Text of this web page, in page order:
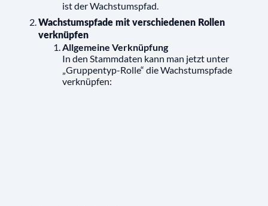
ist der Wachstumspfad.
Wachstumspfade mit verschiedenen Rollen
verknüpfen
Allgemeine Verknüpfung
In den Stammdaten kann man jetzt unter
„Gruppentyp-Rolle“ die Wachstumspfade
verknüpfen: